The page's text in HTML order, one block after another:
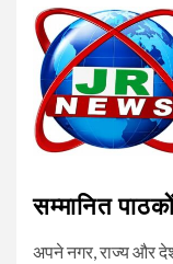
सम्मानित
अपने नगर, राज्य और